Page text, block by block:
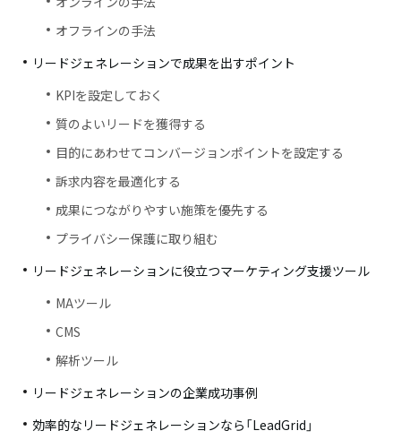
オフラインの手法
リードジェネレーションで成果を出すポイント
KPIを設定しておく
質のよいリードを獲得する
目的にあわせてコンバージョンポイントを設定する
訴求内容を最適化する
成果につながりやすい施策を優先する
プライバシー保護に取り組む
リードジェネレーションに役立つマーケティング支援ツール
MAツール
CMS
解析ツール
リードジェネレーションの企業成功事例
効率的なリードジェネレーションなら「LeadGrid」